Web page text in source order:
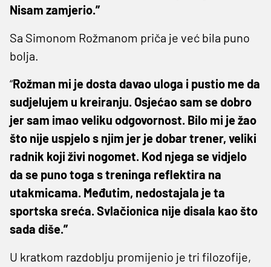
Nisam zamjerio.”
Sa Simonom Rožmanom priča je već bila puno
bolja.
“Rožman mi je dosta davao uloga i pustio me da
sudjelujem u kreiranju. Osjećao sam se dobro
jer sam imao veliku odgovornost. Bilo mi je žao
što nije uspjelo s njim jer je dobar trener, veliki
radnik koji živi nogomet. Kod njega se vidjelo
da se puno toga s treninga reflektira na
utakmicama. Međutim, nedostajala je ta
sportska sreća. Svlačionica nije disala kao što
sada diše.”
U kratkom razdoblju promijenio je tri filozofije,